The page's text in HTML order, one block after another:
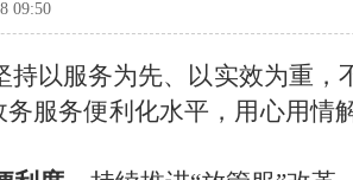
09:50
以服务为先、以实效为重
服务便利化水平，用心用